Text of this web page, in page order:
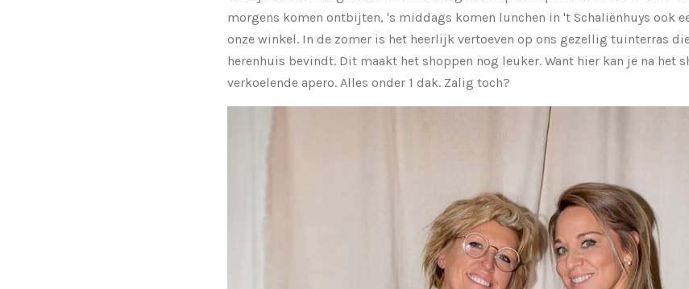
morgens komen ontbijten, 's middags komen lunchen in 't Schaliënhuys ook
onze winkel. In de zomer is het heerlijk vertoeven op ons gezellig tuinterras
herenhuis bevindt. Dit maakt het shoppen nog leuker. Want hier kan je na het
verkoelende apero. Alles onder 1 dak. Zalig toch?